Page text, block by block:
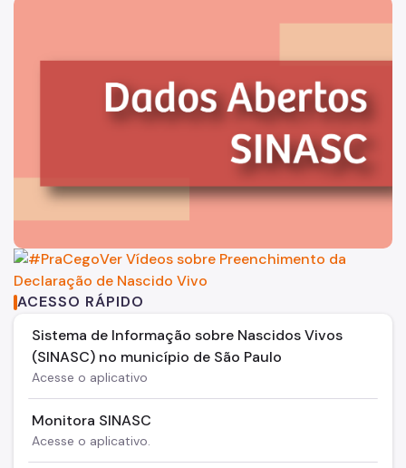
ACESSO RÁPIDO
Sistema de Informação sobre Nascidos Vivos
(SINASC) no município de São Paulo
Acesse o aplicativo
Monitora SINASC
Acesse o aplicativo.